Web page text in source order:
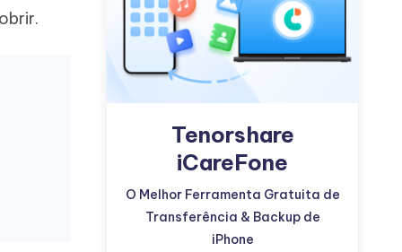
Mais dicas úteis
Tenorshare
iCareFone
O Melhor Ferramenta Gratuita de
Transferência & Backup de
iPhone